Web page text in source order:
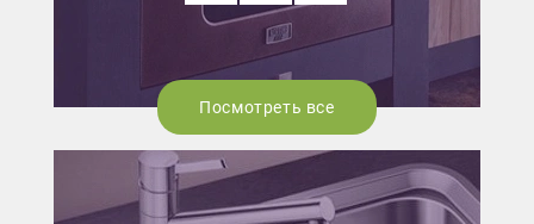
Посмотреть все